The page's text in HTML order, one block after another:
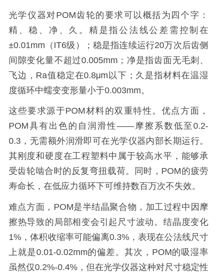
光学仪器对POM齿轮的要求可以概括为四个字：
精、稳、净、久。精是指公法线公差需控制在
±0.01mm（IT6级）；稳是指连续运行20万次后齿侧
间隙变化量不超过0.005mm；净是指齿面无毛刺、
飞边，Ra值稳定在0.8μm以下；久是指材料在温湿
度循环中蠕变变形量小于0.003mm。
这些要求源于POM材料的双重特性。优点方面，
POM具有出色的自润滑性——摩擦系数低至0.2-
0.3，无需额外润滑即可在光学仪器内部长期运行。
其刚度和硬度在工程塑料中属于较高水平，能够承
受齿轮啮合时的反复弯扭载荷。同时，POM的疲劳
寿命长，在低应力循环下可维持数百万次不失效。
难点方面，POM是半结晶聚合物，加工过程中因摩
擦热导致的局部相变会引起尺寸波动。结晶度变化
1%，体积收缩率可能偏离0.3%，表现在公法线尺寸
上就是0.01-0.02mm的偏差。其次，POM的吸湿率
虽然仅0.2%-0.4%，但在光学仪器这种对尺寸稳定性